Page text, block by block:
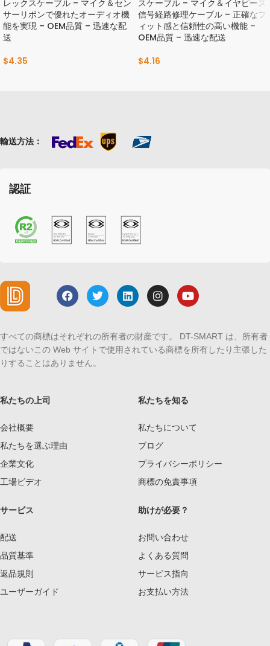
レックスケーブル – マイク＆セン
サーリボンで優れたオーディオ機
能を実現 – OEM品質 – 迅速な配
送
$4.35
スケーブル – マイク＆イヤピース
信号経路修理ケーブル – 正確なフ
ィット感と信頼性の高い機能 –
OEM品質 – 迅速な配送
$4.16
輸送方法：
認証
すべての商標はそれぞれの所有者の財産です。 DT-SMART は、所有者
ではないこの Web サイトで使用されている商標を所有したり主張した
りすることはありません。
私たちの上司
会社概要
私たちを選ぶ理由
企業文化
工場ビデオ
私たちを知る
私たちについて
ブログ
プライバシーポリシー
商標の免責事項
サービス
配送
品質基準
返品規則
ユーザーガイド
助けが必要？
お問い合わせ
よくある質問
サービス指向
お支払い方法